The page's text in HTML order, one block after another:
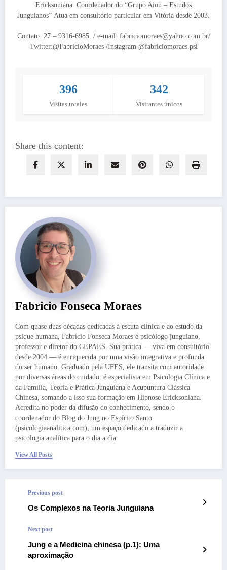
Ericksoniana. Coordenador do “Grupo Aion – Estudos
Junguianos” Atua em consultório particular em Vitória desde 2003.
Contato: 27 – 9316-6985. / e-mail: fabriciomoraes@yahoo.com.br/
Twitter:@FabricioMoraes /Instagram @fabriciomoraes.psi
396
Visitas totales
342
Visitantes únicos
Share this content:
Fabricio Fonseca Moraes
Com quase duas décadas dedicadas à escuta clínica e ao estudo da
psique humana, Fabrício Fonseca Moraes é psicólogo junguiano,
professor e diretor do CEPAES. Sua prática — viva em consultório
desde 2004 — é enriquecida por uma visão integrativa e profunda
do ser humano. Graduado pela UFES, ele transita com autoridade
por diversas áreas do cuidado: é especialista em Psicologia Clínica e
da Família, Teoria e Prática Junguiana e Acupuntura Clássica
Chinesa, somando a isso sua formação em Hipnose Ericksoniana.
Acredita no poder da difusão do conhecimento, sendo o
coordenador do Blog do Jung no Espírito Santo
(psicologiaanalitica.com), um espaço dedicado a traduzir a
psicologia analítica para o dia a dia.
View All Posts
Previous post
Os Complexos na Teoria Junguiana
Next post
Jung e a Medicina chinesa (p.1): Uma
aproximação